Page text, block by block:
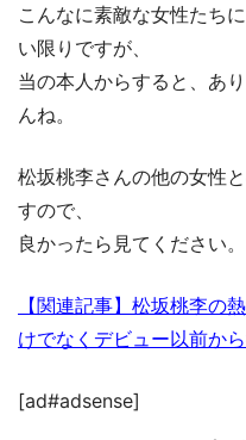
こんなに素敵な女性たち
い限りですが、
当の本人からすると、あ
んね。
松坂桃李さんの他の女性
すので、
良かったら見てください。
【関連記事】松坂桃李の
けでなくデビュー以前か
[ad#adsense]